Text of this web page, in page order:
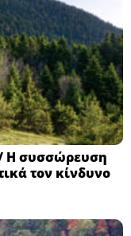
/ Η συσσώρευση
τον κίνδυνο